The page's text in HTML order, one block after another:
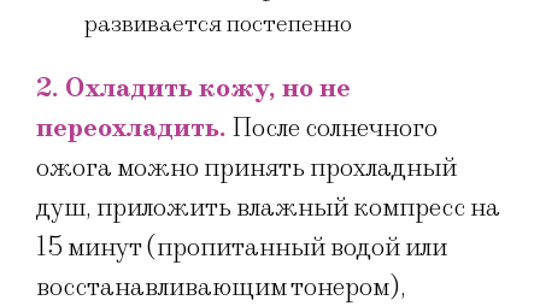
развивается постепенно
2. Охладить кожу, но не
переохладить. После солнечного
ожога можно принять прохладный
душ, приложить влажный компресс на
15 минут (пропитанный водой или
восстанавливающим тонером),